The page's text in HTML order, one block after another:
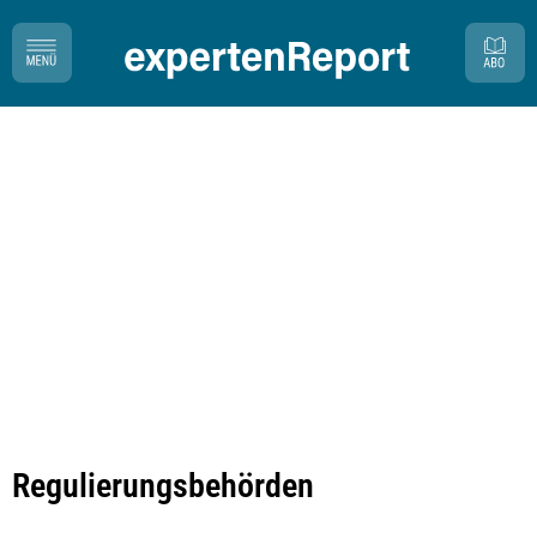
Regulierungsbehörden